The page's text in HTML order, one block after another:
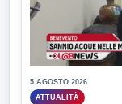
5 AGOSTO 2026
ATTUALITÀ